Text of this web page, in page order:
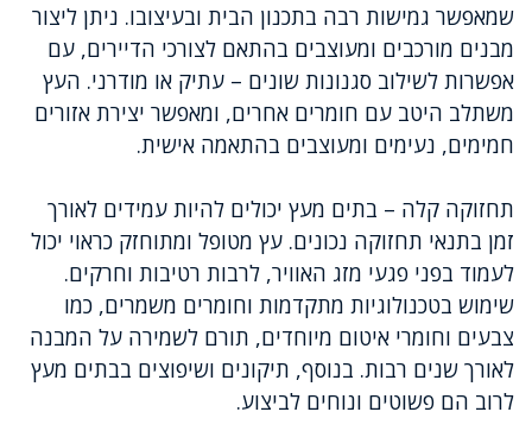
שמאפשר גמישות רבה בתכנון הבית ובעיצובו. ניתן ליצור
מבנים מורכבים ומעוצבים בהתאם לצורכי הדיירים, עם
אפשרות לשילוב סגנונות שונים – עתיק או מודרני. העץ
משתלב היטב עם חומרים אחרים, ומאפשר יצירת אזורים
חמימים, נעימים ומעוצבים בהתאמה אישית.
תחזוקה קלה – בתים מעץ יכולים להיות עמידים לאורך
זמן בתנאי תחזוקה נכונים. עץ מטופל ומתוחזק כראוי יכול
לעמוד בפני פגעי מזג האוויר, לרבות רטיבות וחרקים.
שימוש בטכנולוגיות מתקדמות וחומרים משמרים, כמו
צבעים וחומרי איטום מיוחדים, תורם לשמירה על המבנה
לאורך שנים רבות. בנוסף, תיקונים ושיפוצים בבתים מעץ
לרוב הם פשוטים ונוחים לביצוע.